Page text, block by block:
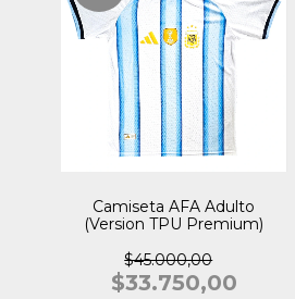
Camiseta AFA Adulto
(Version TPU Premium)
$45.000,00
$33.750,00